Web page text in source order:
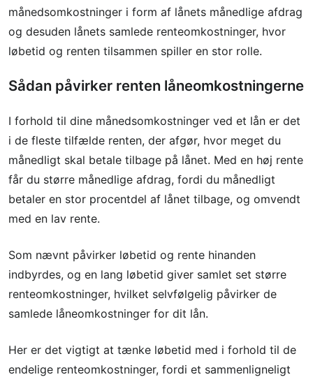
månedsomkostninger i form af lånets månedlige afdrag
og desuden lånets samlede renteomkostninger, hvor
løbetid og renten tilsammen spiller en stor rolle.
Sådan påvirker renten låneomkostningerne
I forhold til dine månedsomkostninger ved et lån er det
i de fleste tilfælde renten, der afgør, hvor meget du
månedligt skal betale tilbage på lånet. Med en høj rente
får du større månedlige afdrag, fordi du månedligt
betaler en stor procentdel af lånet tilbage, og omvendt
med en lav rente.
Som nævnt påvirker løbetid og rente hinanden
indbyrdes, og en lang løbetid giver samlet set større
renteomkostninger, hvilket selvfølgelig påvirker de
samlede låneomkostninger for dit lån.
Her er det vigtigt at tænke løbetid med i forhold til de
endelige renteomkostninger, fordi et sammenligneligt